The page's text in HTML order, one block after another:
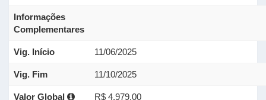
Informações
Complementares
Vig. Início 11/06/2025
Vig. Fim 11/10/2025
Valor Global R$ 4.979,00